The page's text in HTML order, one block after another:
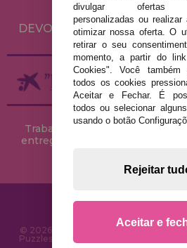
ENVIO E
DEVOLUÇÕES / DIREITO DE
Trabalhamos com stocks
entregas rápidas no território
© 2026 CasaDoPuzzle.com - Loja
Puzzles na Internet. Entrega rápida em
divulgar ofertas
personalizadas ou realizar
otimizar nossa oferta. O
retirar o seu
momento, a partir do
Cookies". Você também
todos os cookies
Aceitar e Fechar. É
todos ou selecionar
usando o botão
Rejeitar
Aceitar e